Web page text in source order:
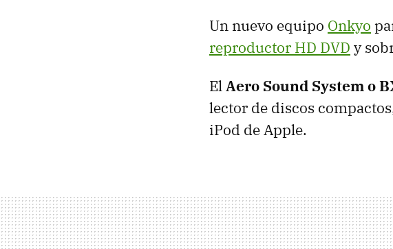
Un nuevo equipo Onkyo
reproductor HD DVD y
ElAero Sound System o
lector de discos
iPod de Apple.